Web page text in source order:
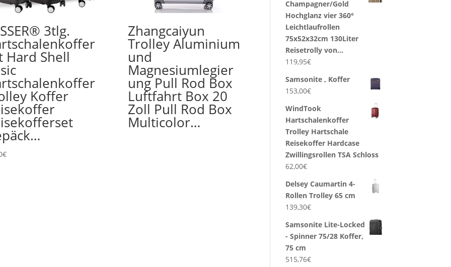
3tlg.
Hard Shell
Koffer
€
Zhangcaiyun
Trolley Aluminium
und
Magnesiumlegier
ung Pull Rod Box
Luftfahrt Box 20
Zoll Pull Rod Box
Multicolor…
Champagner/Gold
Hochglanz vier 360°
Leichtlaufrollen
75x52x32cm 130Liter
Reisetrolly von…
119,95€
Samsonite , Koffer
153,00€
WindTook
Hartschalenkoffer
Trolley Hartschale
Reisekoffer Hardcase
Zwillingsrollen TSA Schloss
62,00€
Delsey Caumartin 4-
Rollen Trolley 65 cm
139,30€
Samsonite Lite-Locked
- Spinner 75/28 Koffer,
75 cm
515,76€